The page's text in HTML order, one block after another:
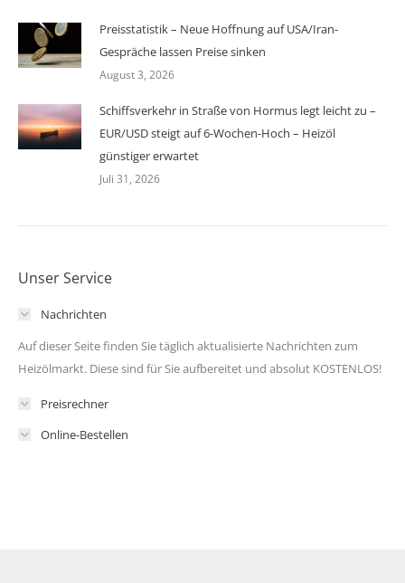
Preisstatistik – Neue Hoffnung auf USA/Iran-
Gespräche lassen Preise sinken
August 3, 2026
Schiffsverkehr in Straße von Hormus legt leicht zu –
EUR/USD steigt auf 6-Wochen-Hoch – Heizöl
günstiger erwartet
Juli 31, 2026
Unser Service
Nachrichten
Auf dieser Seite finden Sie täglich aktualisierte Nachrichten zum
Heizölmarkt. Diese sind für Sie aufbereitet und absolut KOSTENLOS!
Preisrechner
Online-Bestellen